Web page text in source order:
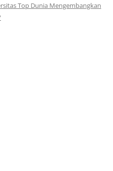
Top Dunia Mengembangkan